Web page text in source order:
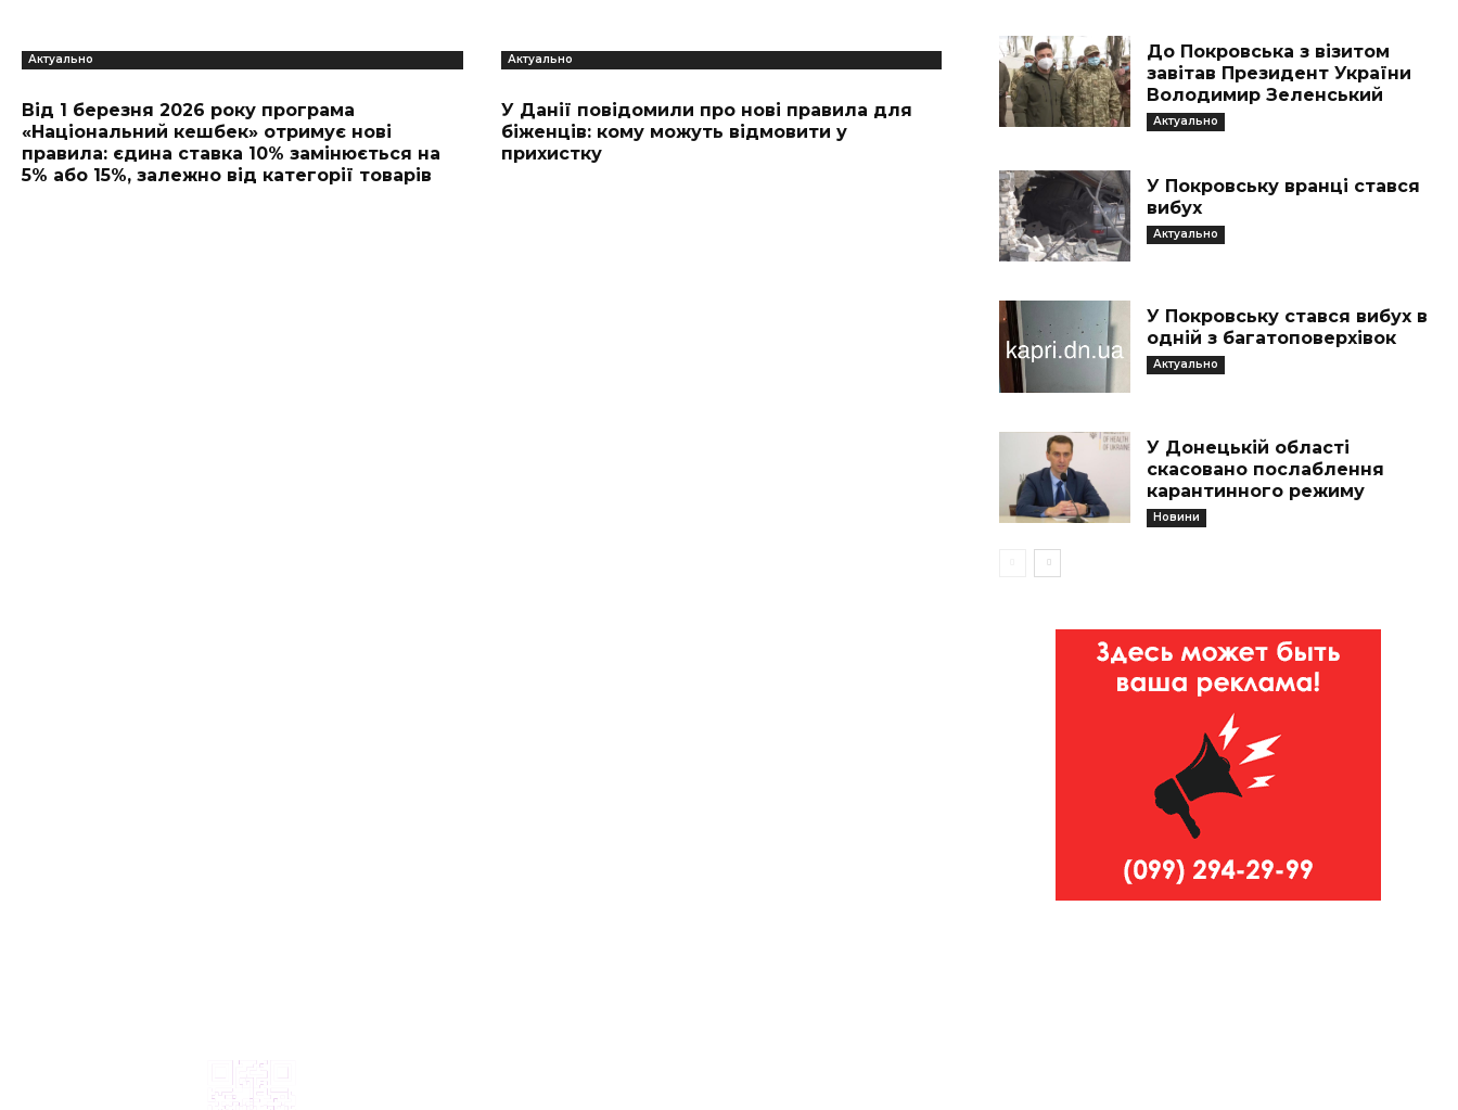
Актуально
Від 1 березня 2026 року програма
«Національний кешбек» отримує нові
правила: єдина ставка 10% замінюється на
5% або 15%, залежно від категорії товарів
Актуально
У Данії повідомили про нові правила для
біженців: кому можуть відмовити у
прихистку
До Покровська з візитом
завітав Президент України
Володимир Зеленський
Актуально
У Покровську вранці стався
вибух
Актуально
У Покровську стався вибух в
одній з багатоповерхівок
Актуально
У Донецькій області
скасовано послаблення
карантинного режиму
Новини